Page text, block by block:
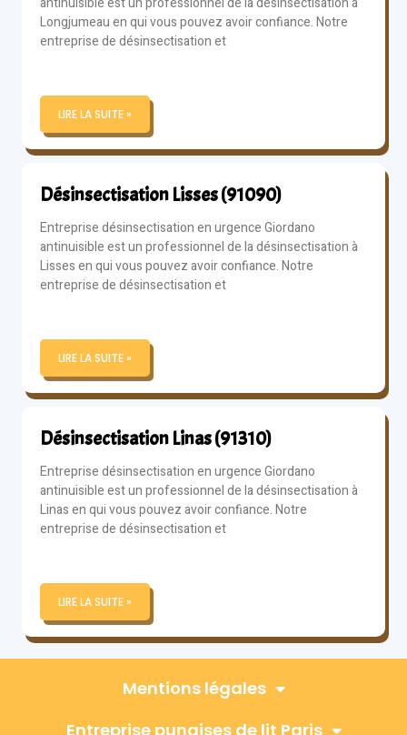
Longjumeau en qui vous pouvez avoir confiance. Notre
entreprise de désinsectisation et
LIRE LA SUITE »
Désinsectisation Lisses (91090)
Entreprise désinsectisation en urgence Giordano
antinuisible est un professionnel de la désinsectisation à
Lisses en qui vous pouvez avoir confiance. Notre
entreprise de désinsectisation et
LIRE LA SUITE »
Désinsectisation Linas (91310)
Entreprise désinsectisation en urgence Giordano
antinuisible est un professionnel de la désinsectisation à
Linas en qui vous pouvez avoir confiance. Notre
entreprise de désinsectisation et
LIRE LA SUITE »
Mentions légales
Entreprise punaises de lit Paris